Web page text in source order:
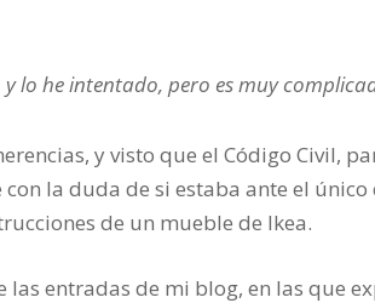
y lo he intentado, pero es muy
y visto que el Código Civil,
la duda de si estaba ante el
de un mueble de Ikea.
las entradas de mi blog, en las que